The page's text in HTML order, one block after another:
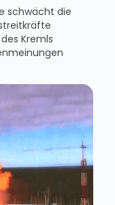
schwächt die
Kremls